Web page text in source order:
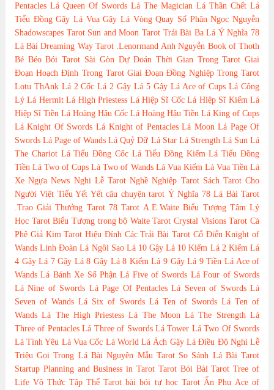
Pentacles Lá Queen Of Swords Lá The Magician Lá Thần Chết Lá
Tiểu Đồng Gậy Lá Vua Gậy Lá Vòng Quay Số Phận Ngọc Nguyễn
Shadowscapes Tarot Sun and Moon Tarot Trải Bài Ba Lá Ý Nghĩa 78
Lá Bài Dreaming Way Tarot .Lenormand Anh Nguyễn Book of Thoth
Bé Béo Bói Tarot Sài Gòn Dự Đoán Thời Gian Trong Tarot Giai
Đoạn Hoạch Định Trong Tarot Giai Đoạn Đồng Nghiệp Trong Tarot
Lotu ThAnk Lá 2 Cốc Lá 2 Gậy Lá 5 Gậy Lá Ace of Cups Lá Công
Lý Lá Hermit Lá High Priestess Lá Hiệp Sĩ Cốc Lá Hiệp Sĩ Kiếm Lá
Hiệp Sĩ Tiền Lá Hoàng Hậu Cốc Lá Hoàng Hậu Tiền Lá King of Cups
Lá Knight Of Swords Lá Knight of Pentacles Lá Moon Lá Page Of
Swords Lá Page of Wands Lá Quỷ Dữ Lá Star Lá Strength Lá Sun Lá
The Chariot Lá Tiểu Đồng Cốc Lá Tiểu Đồng Kiếm Lá Tiểu Đồng
Tiền Lá Two of Cups Lá Two of Wands Lá Vua Kiếm Lá Vua Tiền Lá
Xe Ngựa News Nghi Lễ Tarot Nghề Nghiệp Tarot Sách Tarot Cho
Người Việt Tiểu Yết Yết câu chuyện tarot Ý Nghĩa 78 Lá Bài Tarot
.Trao Giải Thưởng Tarot 78 Tarot A.E.Waite Biểu Tượng Tâm Lý
Học Tarot Biểu Tượng trong bộ Waite Tarot Crystal Visions Tarot Cà
Phê Giả Kim Tarot Hiệu Đính Các Trải Bài Tarot Cổ Điển Knight of
Wands Linh Đoàn Lá Ngôi Sao Lá 10 Gậy Lá 10 Kiếm Lá 2 Kiếm Lá
4 Gậy Lá 7 Gậy Lá 8 Gậy Lá 8 Kiếm Lá 9 Gậy Lá 9 Tiền Lá Ace of
Wands Lá Bánh Xe Số Phận Lá Five of Swords Lá Four of Swords
Lá Nine of Swords Lá Page Of Pentacles Lá Seven of Swords Lá
Seven of Wands Lá Six of Swords Lá Ten of Swords Lá Ten of
Wands Lá The High Priestess Lá The Moon Lá The Strength Lá
Three of Pentacles Lá Three of Swords Lá Tower Lá Two Of Swords
Lá Tình Yêu Lá Vua Cốc Lá World Lá Ách Gậy Lá Điều Độ Nghi Lễ
Triệu Gọi Trong Lá Bài Nguyên Mẫu Tarot So Sánh Lá Bài Tarot
Startup Planning and Business in Tarot Tarot Bói Bài Tarot Tree of
Life Vô Thức Tập Thể Tarot bài bói tự học Tarot Ẩn Phụ Ace of